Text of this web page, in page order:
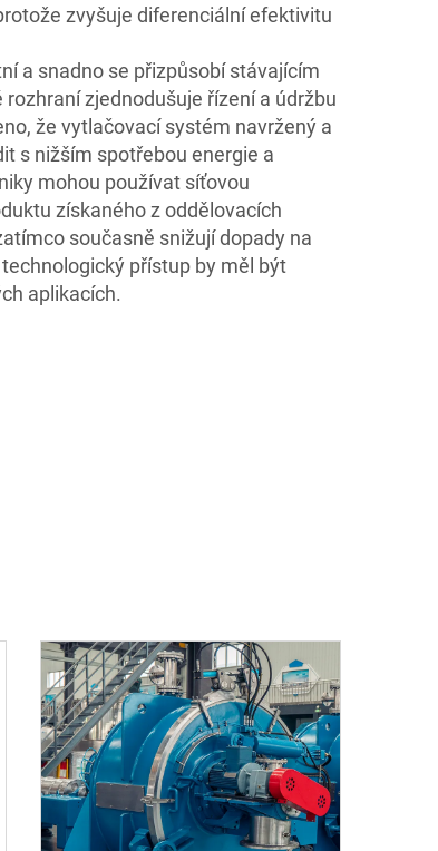
zvyšuje diferenciální efektivitu
a snadno se přizpůsobí stávajícím
zjednodušuje řízení a údržbu
že vytlačovací systém navržený a
s nižším spotřebou energie a
mohou používat síťovou
získaného z oddělovacích
současně snižují dopady na
přístup by měl být
aplikacích.